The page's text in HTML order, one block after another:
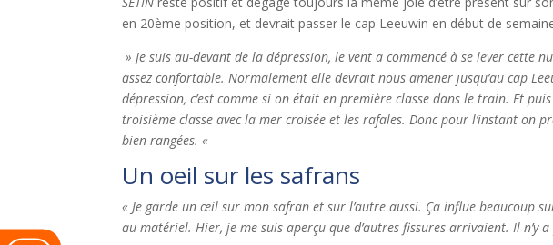
en 20ème position, et devrait passer le cap Leeuwin en début de
» Je suis au-devant de la dépression, le vent a commencé à se lever cette
assez confortable. Normalement elle devrait nous amener jusqu’au cap
dépression, c’est comme si on était en première classe dans le train. Et
troisième classe avec la mer croisée et les rafales. Donc pour l’instant on
bien rangées. «
Un oeil sur les safrans
« Je garde un œil sur mon safran et sur l’autre aussi. Ça influe beaucoup
au matériel. Hier, je me suis aperçu que d’autres fissures arrivaient. Il n’y